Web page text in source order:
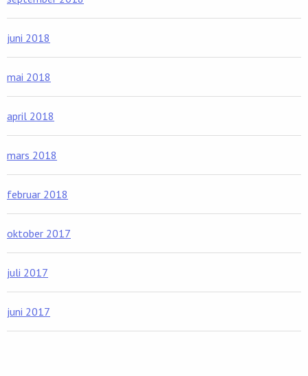
juni 2018
mai 2018
april 2018
mars 2018
februar 2018
oktober 2017
juli 2017
juni 2017